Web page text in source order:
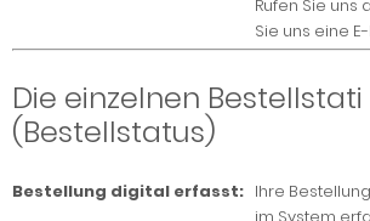
Rufen Sie
Sie uns eine
Die einzelnen Bestellstati
(Bestellstatus)
Bestellung digital erfasst: Ihre